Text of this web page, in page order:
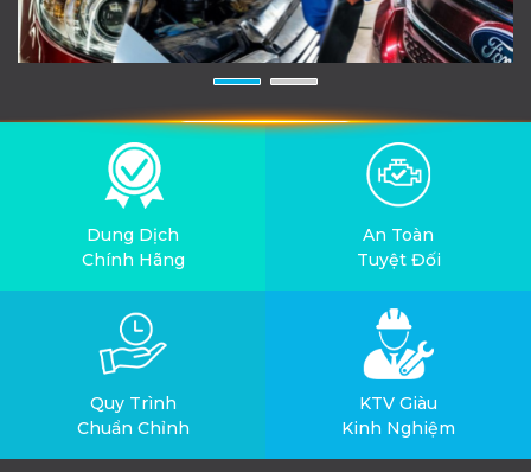
Dung Dịch
Chính Hãng
An Toàn
Tuyệt Đối
Quy Trình
Chuẩn Chỉnh
KTV Giàu
Kinh Nghiệm